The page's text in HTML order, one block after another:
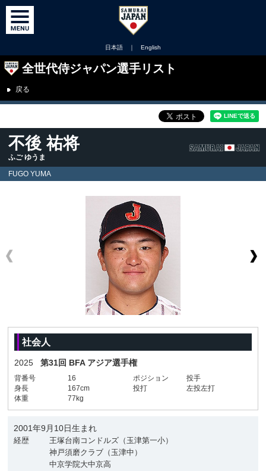
日本語 ｜ English
全世代侍ジャパン選手リスト
戻る
不後 祐将
ふご ゆうま
FUGO YUMA
社会人
2025 第31回 BFA アジア選手権
背番号 16 ポジション
投手
身長
167cm 投打
左投左打
体重
77kg
2001年9月10日生まれ
経歴
王塚台南コンドルズ（玉津第一小）
神戸須磨クラブ（玉津中）
中京学院大中京高